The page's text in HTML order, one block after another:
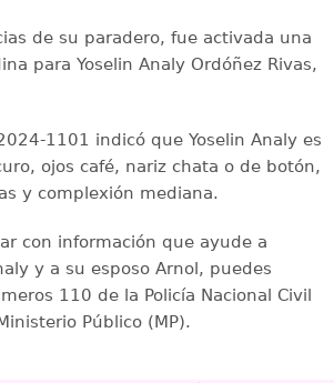
de su paradero, fue activada una
para Yoselin Analy Ordóñez Rivas,
1101 indicó que Yoselin Analy es
ojos café, nariz chata o de botón,
y complexión mediana.
con información que ayude a
y a su esposo Arnol, puedes
110 de la Policía Nacional Civil
Público (MP).